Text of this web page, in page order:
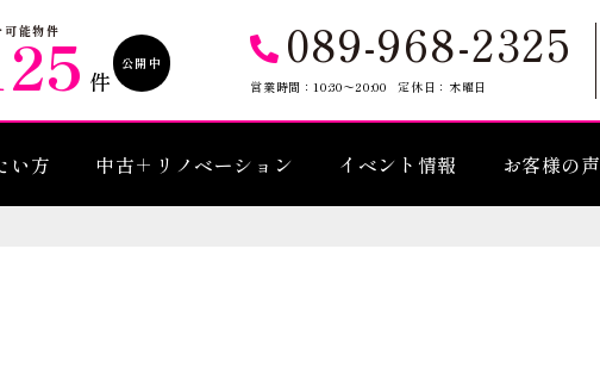
可能物件
件
公開中 089-968-2325
営業時間：10:30〜20:00 定休日：木曜日
い方 中古＋リノベーション イベント情報 お客様の声